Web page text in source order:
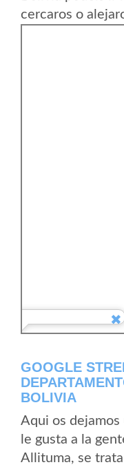
cercaros o
GOOGLE
BOLIVIA
Aqui os dejamos
le gusta a la
Allituma, se